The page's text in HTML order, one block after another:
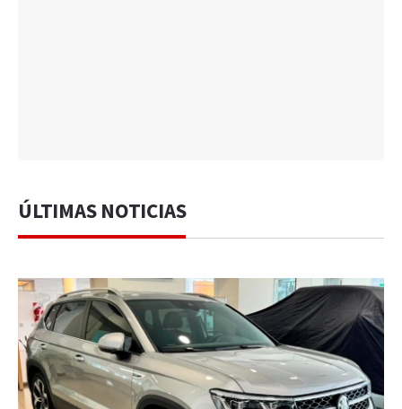
ÚLTIMAS NOTICIAS